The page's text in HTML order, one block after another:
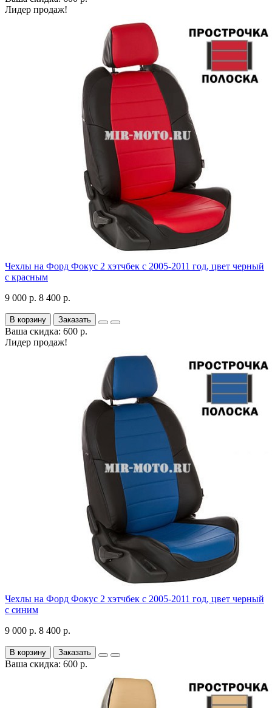
Лидер продаж!
Чехлы на Форд Фокус 2 хэтчбек с 2005-2011 год, цвет черный
с красным
9 000 р. 8 400 р.
В корзину Заказать
Ваша скидка: 600 р.
Лидер продаж!
Чехлы на Форд Фокус 2 хэтчбек с 2005-2011 год, цвет черный
с синим
9 000 р. 8 400 р.
В корзину Заказать
Ваша скидка: 600 р.